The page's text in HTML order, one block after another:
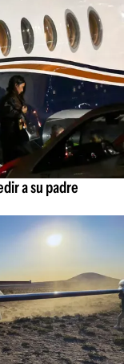
a su padre